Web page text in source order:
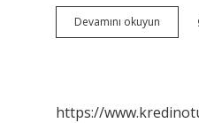
Devamını okuyun
Iyi
https://